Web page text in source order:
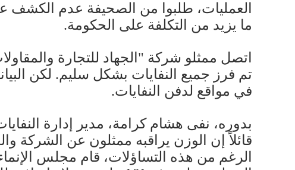
العمليات، طلبوا من الصحيفة عدم الكشف
ما يزيد من التكلفة على الحكومة.
اتصل ممثلو شركة "الجهاد للتجارة
في مواقع لدفن النفايات.
بدوره، نفى هشام كرامة، مدير إدارة
قائلاً إن الوزن يراقبه ممثلون عن الشركة
الرغم من هذه التساؤلات، قام مجلس